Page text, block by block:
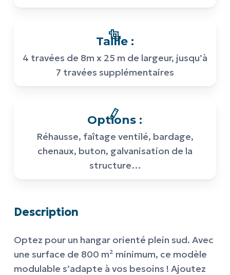
Taille :
4 travées de 8m x 25 m de largeur, jusqu’à
7 travées supplémentaires
Options :
Réhausse, faîtage ventilé, bardage,
chenaux, buton, galvanisation de la
structure…
Description
Optez pour un hangar orienté plein sud. Avec
une surface de 800 m² minimum, ce modèle
modulable s’adapte à vos besoins ! Ajoutez